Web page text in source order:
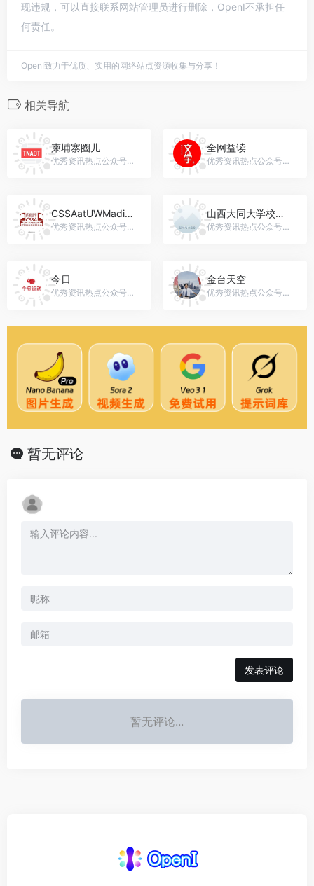
现违规，可以直接联系网站管理员进行删除，OpenI不承担任
何责任。
OpenI致力于优质、实用的网络站点资源收集与分享！
相关导航
柬埔寨圈儿
优秀资讯热点公众号，微信号：gh_add7273dad5d
全网益读
优秀资讯热点公众号，微信号：qwyidu
CSSAatUWMadison
优秀资讯热点公众号，微信号：uw-cssa
山西大同大学校报记者团
优秀资讯热点公众号，微信号：tongxuezi2015
今日
优秀资讯热点公众号，微信号：gh_83534530bf56
金台天空
优秀资讯热点公众号，微信号：jintaitiankong
暂无评论
发表评论
暂无评论...